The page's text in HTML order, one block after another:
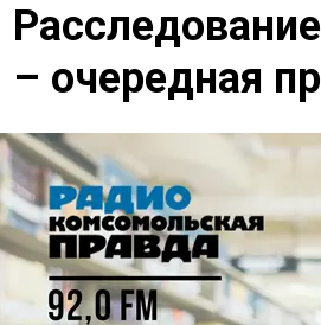
– очередная